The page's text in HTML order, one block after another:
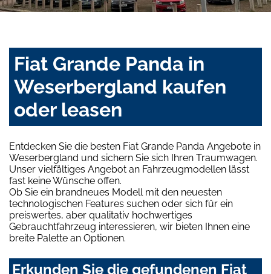
Fiat Grande Panda in
Weserbergland kaufen
oder leasen
Entdecken Sie die besten Fiat Grande Panda Angebote in
Weserbergland und sichern Sie sich Ihren Traumwagen.
Unser vielfältiges Angebot an Fahrzeugmodellen lässt
fast keine Wünsche offen.
Ob Sie ein brandneues Modell mit den neuesten
technologischen Features suchen oder sich für ein
preiswertes, aber qualitativ hochwertiges
Gebrauchtfahrzeug interessieren, wir bieten Ihnen eine
breite Palette an Optionen.
Erkunden Sie die gefundenen Fiat